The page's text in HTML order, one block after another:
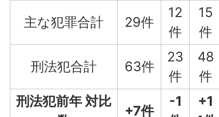
主な犯罪合計 29件
12
件
15
件
刑法犯合計 63件
23
件
48
件
刑法犯前年 対比
+7件
-1
+1